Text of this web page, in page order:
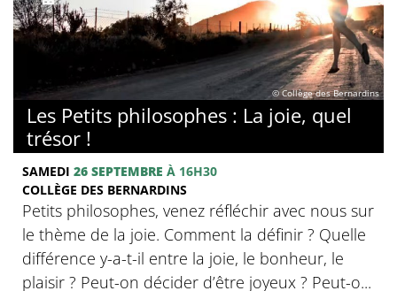
© Collège des Bernardins
Les Petits philosophes : La joie, quel
trésor !
SAMEDI 26 SEPTEMBRE À 16H30
COLLÈGE DES BERNARDINS
Petits philosophes, venez réfléchir avec nous sur
le thème de la joie. Comment la définir ? Quelle
différence y-a-t-il entre la joie, le bonheur, le
plaisir ? Peut-on décider d’être joyeux ? Peut-o...